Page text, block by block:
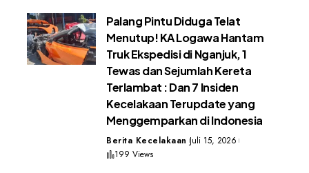
Palang Pintu Diduga Telat
Menutup! KA Logawa Hantam
Truk Ekspedisi di Nganjuk, 1
Tewas dan Sejumlah Kereta
Terlambat : Dan 7 Insiden
Kecelakaan Terupdate yang
Menggemparkan di Indonesia
Berita Kecelakaan Juli 15, 2026
199 Views